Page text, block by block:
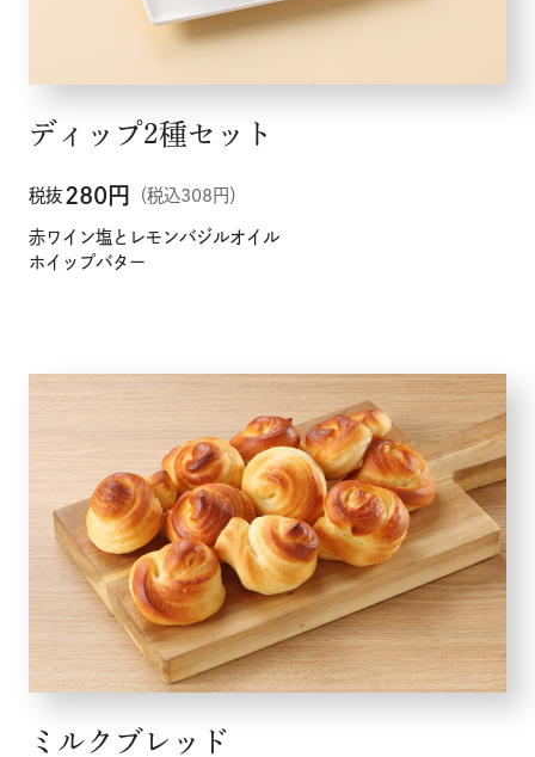
ディップ2種セット
税抜 280円 （税込308円）
赤ワイン塩とレモンバジルオイル
ホイップバター
ミルクブレッド